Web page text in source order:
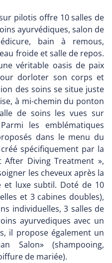
pilotis offre 10 salles de
ayurvédiques, salon de
bain à remous,
froide et salle de repos.
véritable oasis de paix
dorloter son corps et
des soins se situe juste
à mi-chemin du ponton
de soins les vues sur
les emblématiques
dans le menu du
spécifiquement par la
After Diving Treatment »,
les cheveux après la
et luxe subtil. Doté de 10
et 3 cabines doubles),
individuelles, 3 salles de
ayurvediques avec un
il propose également un
Salon» (shampooing,
de mariée).